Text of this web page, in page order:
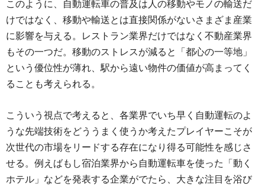
このように、自動運転車の普及は人の移動やモノの輸送だ
けではなく、移動や輸送とは直接関係がないさまざま産業
に影響を与える。レストラン業界だけではなく不動産業界
もその一つだ。移動のストレスが減ると「都心の一等地」
という優位性が薄れ、駅から遠い物件の価値が高まってく
ることも考えられる。
こういう視点で考えると、各業界でいち早く自動運転のよ
うな先端技術をどううまく使うか考えたプレイヤーこそが
次世代の市場をリードする存在になり得る可能性を感じさ
せる。例えばもし宿泊業界から自動運転車を使った「動く
ホテル」などを発表する企業がでたら、大きな注目を浴び